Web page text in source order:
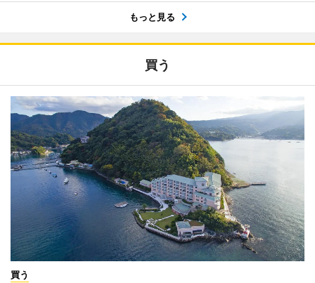
もっと見る
買う
買う